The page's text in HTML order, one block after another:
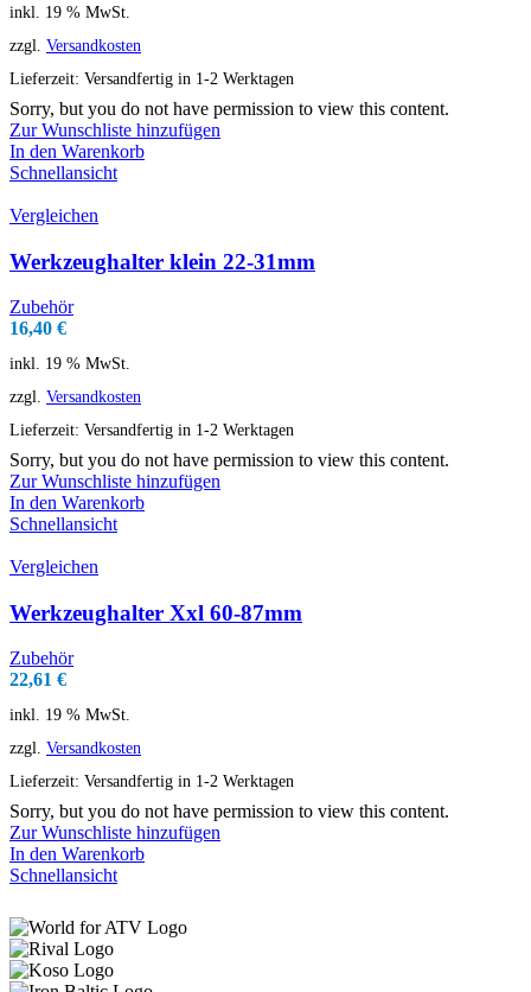
inkl. 19 % MwSt.
zzgl. Versandkosten
Lieferzeit: Versandfertig in 1-2 Werktagen
Sorry, but you do not have permission to view this content.
Zur Wunschliste hinzufügen
In den Warenkorb
Schnellansicht
Vergleichen
Werkzeughalter klein 22-31mm
Zubehör
16,40 €
inkl. 19 % MwSt.
zzgl. Versandkosten
Lieferzeit: Versandfertig in 1-2 Werktagen
Sorry, but you do not have permission to view this content.
Zur Wunschliste hinzufügen
In den Warenkorb
Schnellansicht
Vergleichen
Werkzeughalter Xxl 60-87mm
Zubehör
22,61 €
inkl. 19 % MwSt.
zzgl. Versandkosten
Lieferzeit: Versandfertig in 1-2 Werktagen
Sorry, but you do not have permission to view this content.
Zur Wunschliste hinzufügen
In den Warenkorb
Schnellansicht